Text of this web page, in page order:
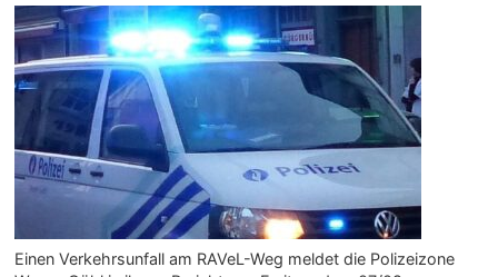
Einen Verkehrsunfall am RAVeL-Weg meldet die Polizeizone